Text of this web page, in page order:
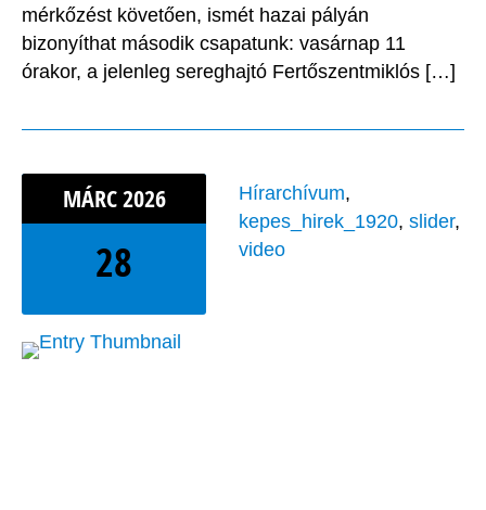
mérkőzést követően, ismét hazai pályán
bizonyíthat második csapatunk: vasárnap 11
órakor, a jelenleg sereghajtó Fertőszentmiklós […]
MÁRC2026
28
Hírarchívum,
kepes_hirek_1920, slider,
video